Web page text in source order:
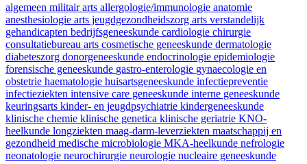
algemeen militair arts allergologie/immunologie anatomie
anesthesiologie arts jeugdgezondheidszorg arts verstandelijk
gehandicapten bedrijfsgeneeskunde cardiologie chirurgie
consultatiebureau arts cosmetische geneeskunde dermatologie
diabeteszorg donorgeneeskunde endocrinologie epidemiologie
forensische geneeskunde gastro-enterologie gynaecologie en
obstetrie haematologie huisartsgeneeskunde infectiepreventie
infectieziekten intensive care geneeskunde interne geneeskunde
keuringsarts kinder- en jeugdpsychiatrie kindergeneeskunde
klinische chemie klinische genetica klinische geriatrie KNO-
heelkunde longziekten maag-darm-leverziekten maatschappij en
gezondheid medische microbiologie MKA-heelkunde nefrologie
neonatologie neurochirurgie neurologie nucleaire geneeskunde